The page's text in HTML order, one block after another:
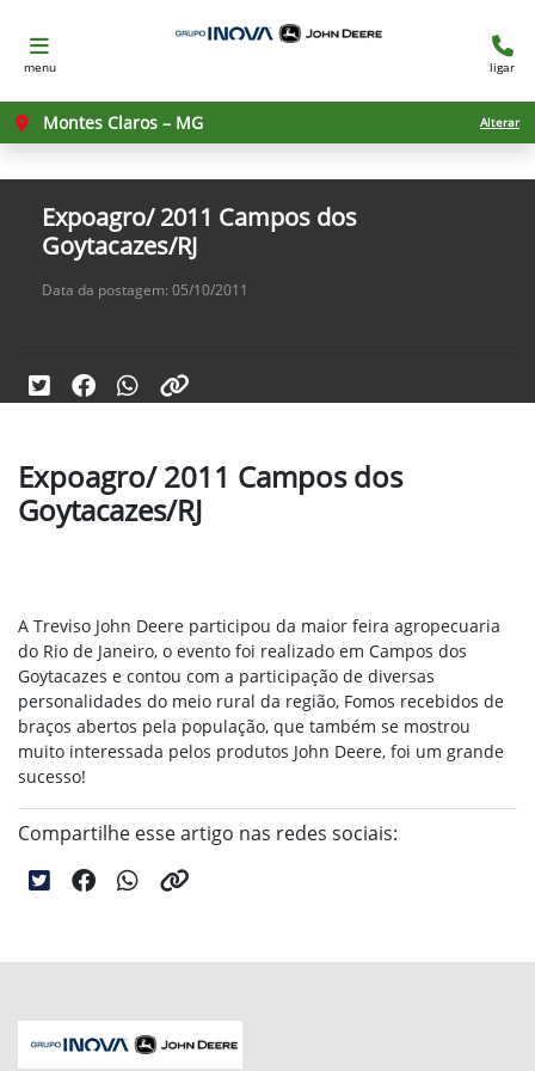
menu ligar
Montes Claros – MG Alterar
Expoagro/ 2011 Campos dos
Goytacazes/RJ
Data da postagem: 05/10/2011
Expoagro/ 2011 Campos dos
Goytacazes/RJ
A Treviso John Deere participou da maior feira agropecuaria
do Rio de Janeiro, o evento foi realizado em Campos dos
Goytacazes e contou com a participação de diversas
personalidades do meio rural da região, Fomos recebidos de
braços abertos pela população, que também se mostrou
muito interessada pelos produtos John Deere, foi um grande
sucesso!
Compartilhe esse artigo nas redes sociais: